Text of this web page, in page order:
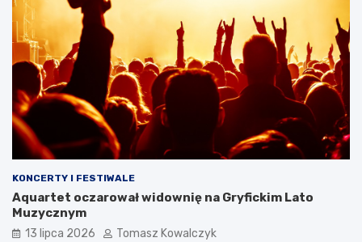
KONCERTY I FESTIWALE
Aquartet oczarował widownię na Gryfickim Lato
Muzycznym
13 lipca 2026 Tomasz Kowalczyk